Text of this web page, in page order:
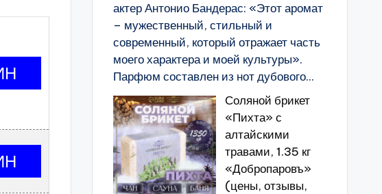
актер Антонио Бандерас: «Этот аромат
– мужественный, стильный и
современный, который отражает часть
моего характера и моей культуры».
Парфюм составлен из нот дубового...
Соляной брикет
«Пихта» с
алтайскими
травами, 1.35 кг
«Добропаровъ»
(цены, отзывы,